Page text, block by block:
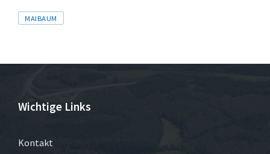
Tags
MAIBAUM
Wichtige Links
Kontakt